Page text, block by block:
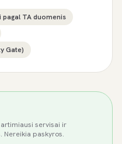
TA duomenis
Gate)
servisai ir
Nereikia paskyros.